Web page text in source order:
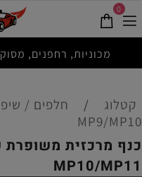
מכוניות, רחפנים,
0
קטלוג / חלפים /
MP9/MP10
כנף מרכזית משופרת
MP10/MP11